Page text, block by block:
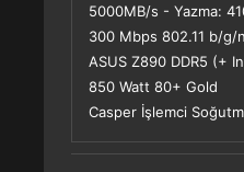
5000MB/s - Yazma:
300 Mbps 802.11 b/g/n
ASUS Z890 DDR5 (+
850 Watt 80+ Gold
Casper İşlemci